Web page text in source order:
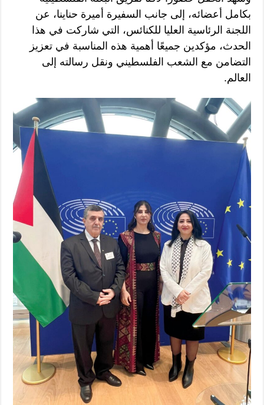
بكامل أعضائه، إلى جانب السفيرة أميرة حناينا، عن
اللجنة الرئاسية العليا للكنائس، التي شاركت في هذا
الحدث، مؤكدين جميعًا أهمية هذه المناسبة في تعزيز
التضامن مع الشعب الفلسطيني ونقل رسالته إلى
العالم.